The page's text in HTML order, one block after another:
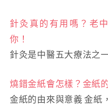
針灸真的有用嗎？老
你！
針灸是中醫五大療法之
燒錯金紙會怎樣？金紙
金紙的由來與意義 金紙